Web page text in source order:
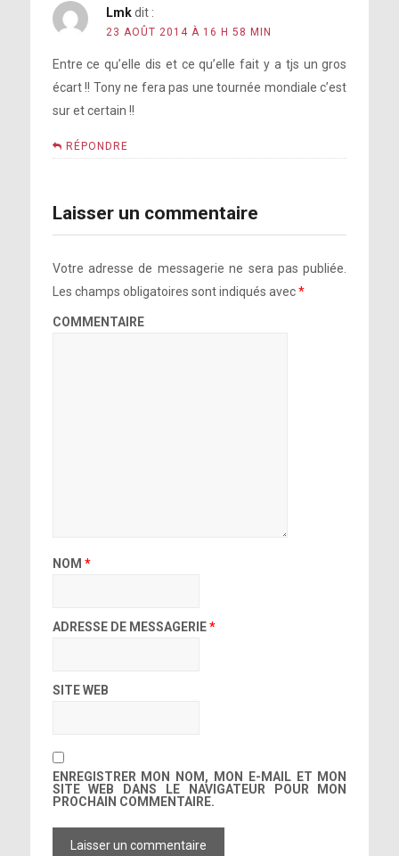
Lmk dit :
23 AOÛT 2014 À 16 H 58 MIN
Entre ce qu’elle dis et ce qu’elle fait y a tjs un gros
écart !! Tony ne fera pas une tournée mondiale c’est
sur et certain !!
RÉPONDRE
Laisser un commentaire
Votre adresse de messagerie ne sera pas publiée.
Les champs obligatoires sont indiqués avec*
COMMENTAIRE
NOM *
ADRESSE DE MESSAGERIE*
SITE WEB
ENREGISTRER MON NOM, MON E-MAIL ET MON
SITE WEB DANS LE NAVIGATEUR POUR MON
PROCHAIN COMMENTAIRE.